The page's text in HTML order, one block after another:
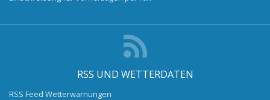
RSS UND WETTERDATEN
RSS Feed Wetterwarnungen